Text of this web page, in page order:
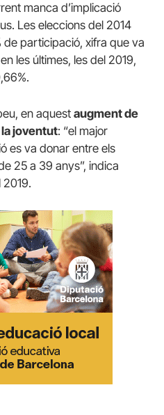
manca d’implicació
Les eleccions del 2014
participació, xifra que va
les últimes, les del 2019,
en aquest augment de
la joventut: “el major
es va donar entre els
25 a 39 anys”, indica
2019.